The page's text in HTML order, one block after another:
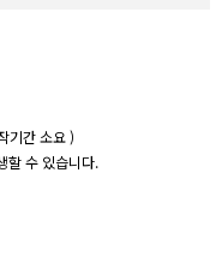
기간 소요 )
할 수 있습니다.